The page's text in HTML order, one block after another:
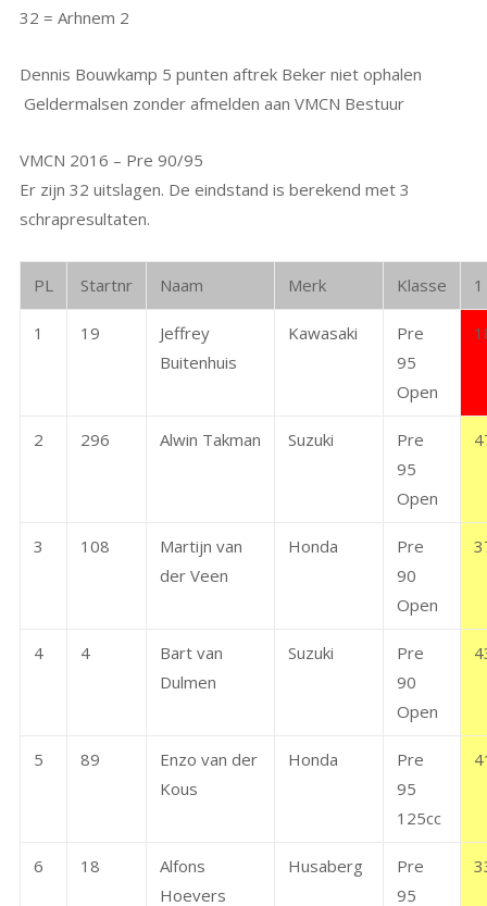
32 = Arhnem 2
Dennis Bouwkamp 5 punten aftrek Beker niet ophalen
Geldermalsen zonder afmelden aan VMCN Bestuur
VMCN 2016 – Pre 90/95
Er zijn 32 uitslagen. De eindstand is berekend met 3
schrapresultaten.
PL Startnr Naam Merk Klasse 1
1 19
Jeffrey
Buitenhuis
Kawasaki
Pre
95
Open
2 296 Alwin Takman Suzuki
Pre
95
Open
3 108
Martijn van
der Veen
Honda
Pre
90
Open
4 4
Bart van
Dulmen
Suzuki
Pre
90
Open
5 89
Enzo van der
Kous
Honda
Pre
95
125cc
6 18
Alfons
Hoevers
Husaberg
Pre
95